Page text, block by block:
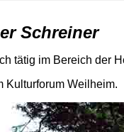
Schreiner
tätig im Bereich der
Kulturforum Weilheim.